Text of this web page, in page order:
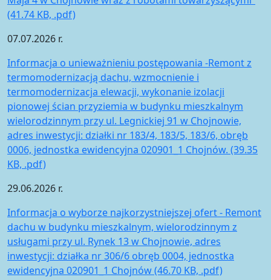
(41.74 KB, .pdf)
07.07.2026 r.
Informacja o unieważnieniu postępowania -Remont z
termomodernizacją dachu, wzmocnienie i
termomodernizacja elewacji, wykonanie izolacji
pionowej ścian przyziemia w budynku mieszkalnym
wielorodzinnym przy ul. Legnickiej 91 w Chojnowie,
adres inwestycji: działki nr 183/4, 183/5, 183/6, obręb
0006, jednostka ewidencyjna 020901_1 Chojnów. (39.35
KB, .pdf)
29.06.2026 r.
Informacja o wyborze najkorzystniejszej ofert - Remont
dachu w budynku mieszkalnym, wielorodzinnym z
usługami przy ul. Rynek 13 w Chojnowie, adres
inwestycji: działka nr 306/6 obręb 0004, jednostka
ewidencyjna 020901_1 Chojnów (46.70 KB, .pdf)